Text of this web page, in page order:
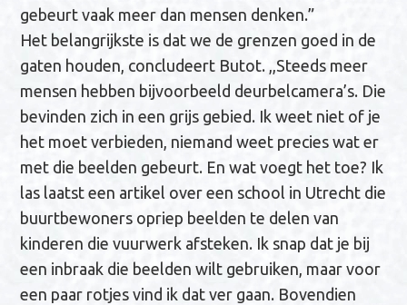
gebeurt vaak meer dan mensen denken.”
Het belangrijkste is dat we de grenzen goed in de
gaten houden, concludeert Butot. ,,Steeds meer
mensen hebben bijvoorbeeld deurbelcamera’s. Die
bevinden zich in een grijs gebied. Ik weet niet of je
het moet verbieden, niemand weet precies wat er
met die beelden gebeurt. En wat voegt het toe? Ik
las laatst een artikel over een school in Utrecht die
buurtbewoners opriep beelden te delen van
kinderen die vuurwerk afsteken. Ik snap dat je bij
een inbraak die beelden wilt gebruiken, maar voor
een paar rotjes vind ik dat ver gaan. Bovendien